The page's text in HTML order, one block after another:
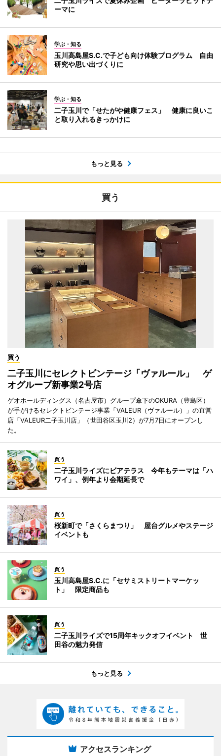
ーマに
学ぶ・知る
玉川高島屋S.C.で子ども向け体験プログラム 自由
研究や思い出づくりに
学ぶ・知る
二子玉川で「せたがや健康フェス」 健康に良いこ
と取り入れるきっかけに
もっと見る
買う
買う
二子玉川にセレクトビンテージ「ヴァルール」 ゲ
オグループ新事業2号店
ゲオホールディングス（名古屋市）グループ傘下のOKURA（豊島区）
が手がけるセレクトビンテージ事業「VALEUR（ヴァルール）」の直営
店「VALEUR二子玉川店」（世田谷区玉川2）が7月7日にオープンし
た。
買う
二子玉川ライズにビアテラス 今年もテーマは「ハ
ワイ」、例年より会期延長で
買う
桜新町で「さくらまつり」 屋台グルメやステージ
イベントも
買う
玉川高島屋S.C.に「セサミストリートマーケッ
ト」 限定商品も
買う
二子玉川ライズで15周年キックオフイベント 世
田谷の魅力発信
もっと見る
アクセスランキング